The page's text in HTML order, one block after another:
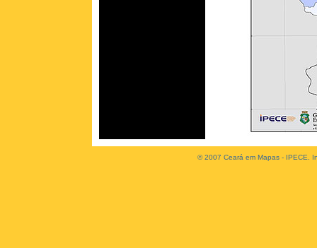
© 2007 Ceará em Mapas - IPECE.